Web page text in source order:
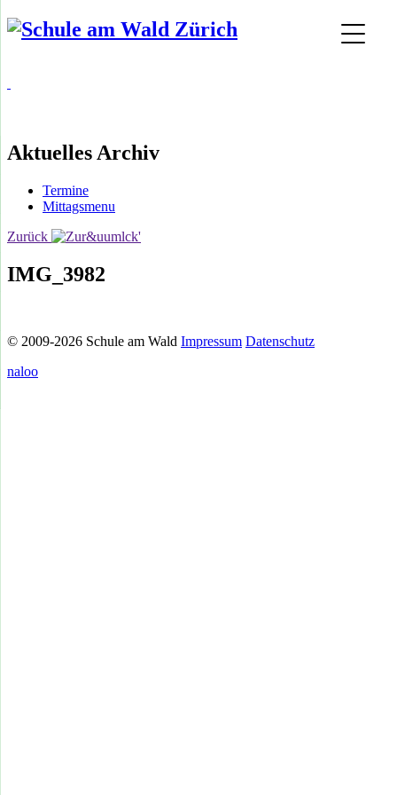
Aktuelles Archiv
Termine
Mittagsmenu
Zurück
IMG_3982
© 2009-2026 Schule am Wald Impressum Datenschutz
naloo